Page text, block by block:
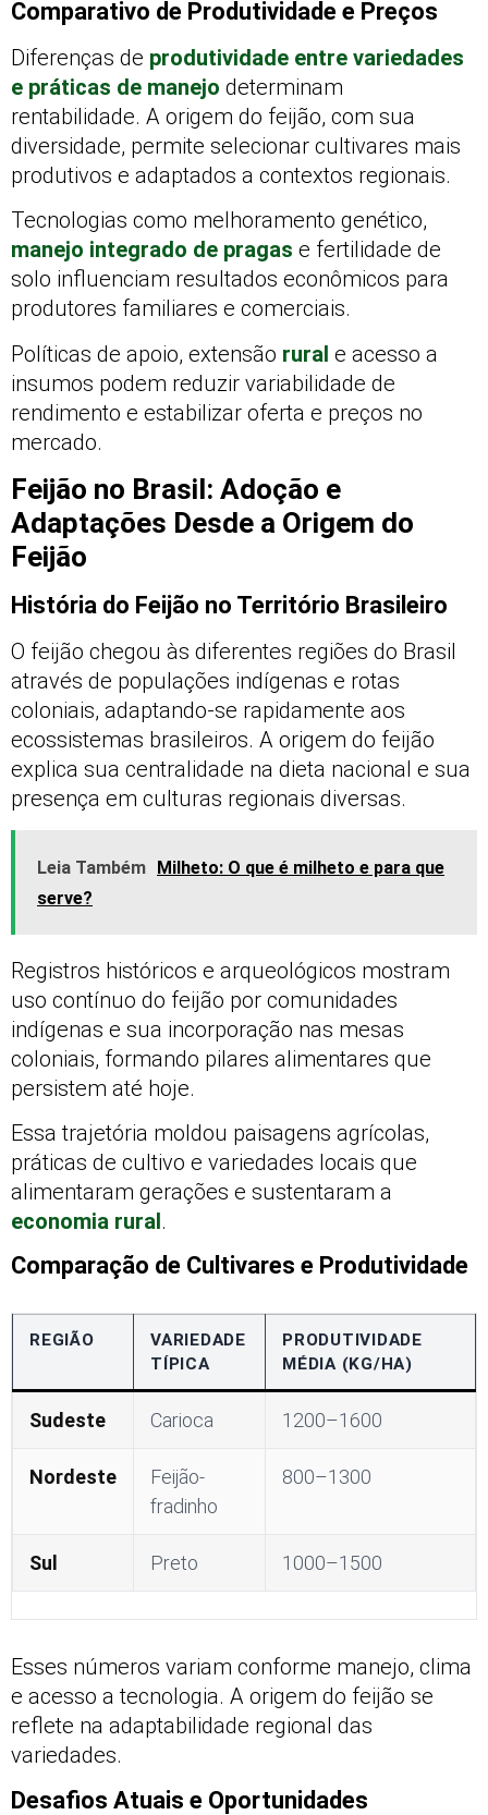
Comparativo de Produtividade e Preços
Diferenças de produtividade entre variedades
e práticas de manejo determinam
rentabilidade. A origem do feijão, com sua
diversidade, permite selecionar cultivares mais
produtivos e adaptados a contextos regionais.
Tecnologias como melhoramento genético,
manejo integrado de pragas e fertilidade de
solo influenciam resultados econômicos para
produtores familiares e comerciais.
Políticas de apoio, extensão rural e acesso a
insumos podem reduzir variabilidade de
rendimento e estabilizar oferta e preços no
mercado.
Feijão no Brasil: Adoção e
Adaptações Desde a Origem do
Feijão
História do Feijão no Território Brasileiro
O feijão chegou às diferentes regiões do Brasil
através de populações indígenas e rotas
coloniais, adaptando-se rapidamente aos
ecossistemas brasileiros. A origem do feijão
explica sua centralidade na dieta nacional e sua
presença em culturas regionais diversas.
Leia Também Milheto: O que é milheto e para que
serve?
Registros históricos e arqueológicos mostram
uso contínuo do feijão por comunidades
indígenas e sua incorporação nas mesas
coloniais, formando pilares alimentares que
persistem até hoje.
Essa trajetória moldou paisagens agrícolas,
práticas de cultivo e variedades locais que
alimentaram gerações e sustentaram a
economia rural.
Comparação de Cultivares e Produtividade
REGIÃO
VARIEDADE
TÍPICA
PRODUTIVIDADE
MÉDIA (KG/HA)
Sudeste Carioca 1200–1600
Nordeste
Feijão-
fradinho
800–1300
Sul Preto 1000–1500
Esses números variam conforme manejo, clima
e acesso a tecnologia. A origem do feijão se
reflete na adaptabilidade regional das
variedades.
Desafios Atuais e Oportunidades